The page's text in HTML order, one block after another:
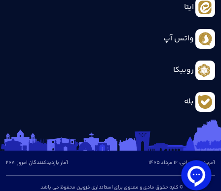
ایتا
واتس آپ
روبیکا
بله
آخرین بروزرسانی: 12 مرداد 1405
© کلیه حقوق مادی و معنوی برای استانداری قزوین محفوظ می باشد
آمار بازدیدکنندگان امروز :207